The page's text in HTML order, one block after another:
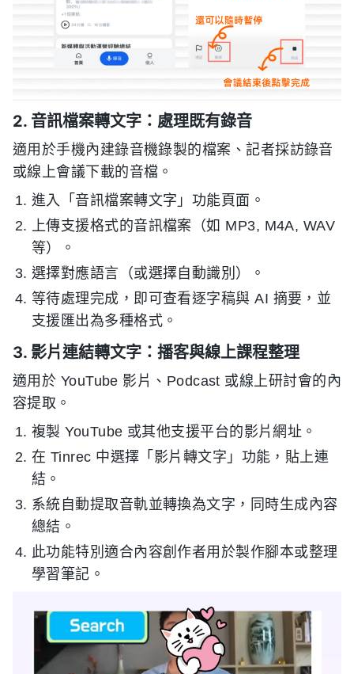
2. 音訊檔案轉文字：處理既有錄音
適用於手機內建錄音機錄製的檔案、記者採訪錄音
或線上會議下載的音檔。
進入「音訊檔案轉文字」功能頁面。
上傳支援格式的音訊檔案（如 MP3, M4A, WAV
等）。
選擇對應語言（或選擇自動識別）。
等待處理完成，即可查看逐字稿與 AI 摘要，並
支援匯出為多種格式。
3. 影片連結轉文字：播客與線上課程整理
適用於 YouTube 影片、Podcast 或線上研討會的內
容提取。
複製 YouTube 或其他支援平台的影片網址。
在 Tinrec 中選擇「影片轉文字」功能，貼上連
結。
系統自動提取音軌並轉換為文字，同時生成內容
總結。
此功能特別適合內容創作者用於製作腳本或整理
學習筆記。